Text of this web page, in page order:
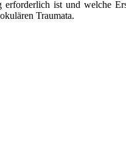
ist und welche
Traumata.